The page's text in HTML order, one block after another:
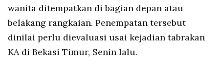
wanita ditempatkan di bagian depan atau
belakang rangkaian. Penempatan tersebut
dinilai perlu dievaluasi usai kejadian tabrakan
KA di Bekasi Timur, Senin lalu.